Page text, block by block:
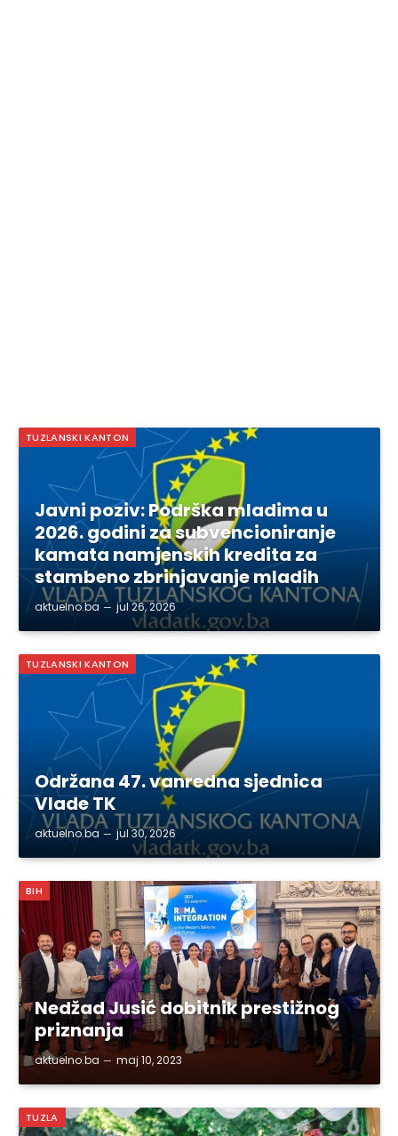
TUZLANSKI KANTON
Javni poziv: Podrška mladima u
2026. godini za subvencioniranje
kamata namjenskih kredita za
stambeno zbrinjavanje mladih
aktuelno.ba jul 26, 2026
TUZLANSKI KANTON
Održana 47. vanredna sjednica
Vlade TK
aktuelno.ba jul 30, 2026
BIH
Nedžad Jusić dobitnik prestižnog
priznanja
aktuelno.ba maj 10, 2023
TUZLA